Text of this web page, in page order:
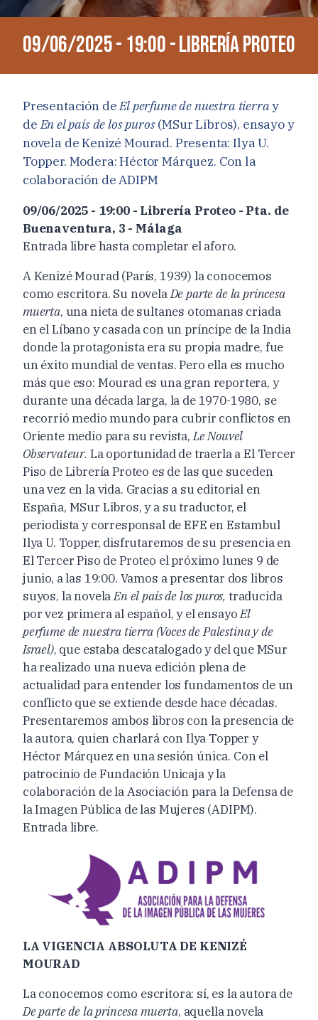
09/06/2025 - 19:00 - Librería Proteo
Presentación deEl perfume de nuestra tierray
deEn el país de los puros(MSur Libros), ensayo y
novela de Kenizé Mourad. Presenta: Ilya U.
Topper. Modera: Héctor Márquez. Con la
colaboración de ADIPM
09/06/2025 - 19:00 - Librería Proteo - Pta. de
Buenaventura, 3 - Málaga
Entrada libre hasta completar el aforo.
A Kenizé Mourad (París, 1939) la conocemos
como escritora. Su novelaDe parte de la princesa
muerta, una nieta de sultanes otomanas criada
en el Líbano y casada con un príncipe de la India
donde la protagonista era su propia madre, fue
un éxito mundial de ventas. Pero ella es mucho
más que eso: Mourad es una gran reportera, y
durante una década larga, la de 1970-1980, se
recorrió medio mundo para cubrir conflictos en
Oriente medio para su revista,Le Nouvel
Observateur. La oportunidad de traerla a El Tercer
Piso de Librería Proteo es de las que suceden
una vez en la vida. Gracias a su editorial en
España, MSur Libros, y a su traductor, el
periodista y corresponsal de EFE en Estambul
Ilya U. Topper, disfrutaremos de su presencia en
El Tercer Piso de Proteo el próximo lunes 9 de
junio, a las 19:00. Vamos a presentar dos libros
suyos, la novelaEn el país de los puros, traducida
por vez primera al español, y el ensayoEl
perfume de nuestra tierra (Voces de Palestina y de
Israel), que estaba descatalogado y del que MSur
ha realizado una nueva edición plena de
actualidad para entender los fundamentos de un
conflicto que se extiende desde hace décadas.
Presentaremos ambos libros con la presencia de
la autora, quien charlará con Ilya Topper y
Héctor Márquez en una sesión única. Con el
patrocinio de Fundación Unicaja y la
colaboración de la Asociación para la Defensa de
la Imagen Pública de las Mujeres (ADIPM).
Entrada libre.
LA VIGENCIA ABSOLUTA DE KENIZÉ
MOURAD
La conocemos como escritora: sí, es la autora de
De parte de la princesa muerta, aquella novela